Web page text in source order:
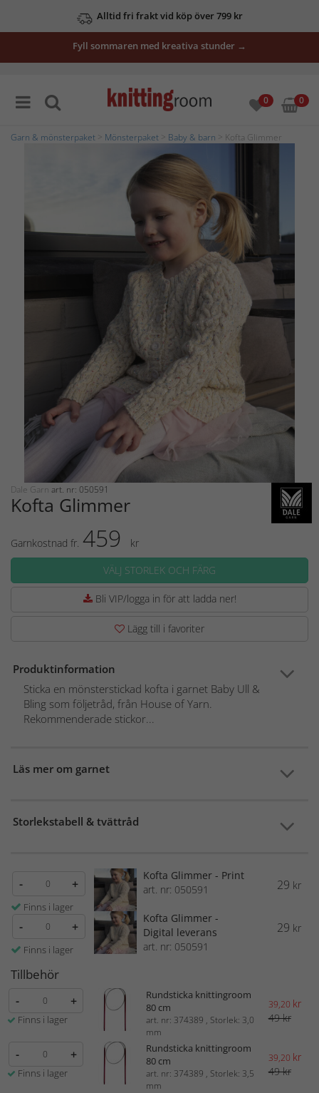
Alltid fri frakt vid köp över 799 kr
Fyll sommaren med kreativa stunder →
0 0
Garn & mönsterpaket Mönsterpaket Baby & barn > Kofta Glimmer
Dale Garn art. nr: 050591
Kofta Glimmer
Garnkostnad fr. 459
kr
VÄLJ STORLEK OCH FÄRG
Bli VIP/logga in för att ladda ner!
Lägg till i favoriter
Produktinformation
Sticka en mönsterstickad kofta i garnet Baby Ull &
Bling som följetråd, från House of Yarn.
Rekommenderade stickor...
Läs mer om garnet
Storlekstabell & tvättråd
- +
Finns i lager
Kofta Glimmer - Print
art. nr: 050591
29 kr
- +
Finns i lager
Kofta Glimmer -
Digital leverans
art. nr: 050591
29 kr
Tillbehör
- +
Finns i lager
Rundsticka knittingroom
80 cm
art. nr: 374389 , Storlek: 3,0
mm
39,20 kr
49 kr
- +
Finns i lager
Rundsticka knittingroom
80 cm
art. nr: 374389 , Storlek: 3,5
mm
39,20 kr
49 kr